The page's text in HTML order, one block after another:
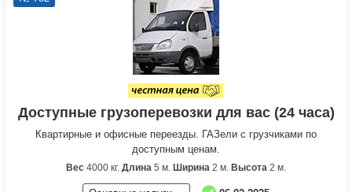
Доступные грузоперевозки для вас (24 часа)
Квартирные и офисные переезды. ГАЗели с грузчиками по
доступным ценам.
Вес 4000 кг. Длина 5 м. Ширина 2 м. Высота 2 м.